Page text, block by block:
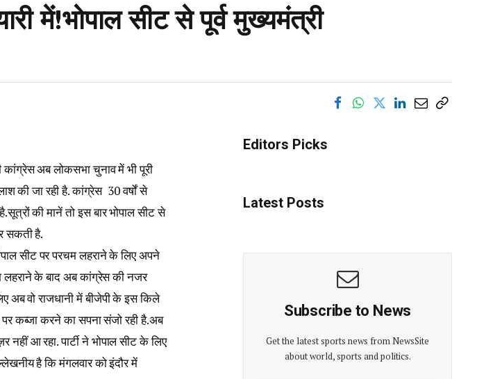
में!भोपाल सीट से पूर्व मुख्यमंत्री
कांग्रेस अब लोकसभा चुनाव में भी पूरी
की जा रही है. कांग्रेस 30 वर्षों से
की मानें तो इस बार भोपाल सीट से
सकती है.
सीट पर परचम लहराने के लिए अपने
लहराने के बाद अब कांग्रेस की नजर
अब वो राजधानी में बीजेपी के इस किले
कब्जा करने का सपना संजो रही है.अब
आ रहा. पार्टी ने भोपाल सीट के लिए
है कि मंगलवार को इंदौर में
Editors Picks
Latest Posts
Subscribe to News
Get the latest sports news from NewsSite
about world, sports and politics.